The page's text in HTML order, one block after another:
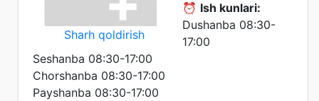
Sharh qoldirish
⏰ Ish kunlari:
Dushanba 08:30-
17:00
Seshanba 08:30-17:00
Chorshanba 08:30-17:00
Payshanba 08:30-17:00